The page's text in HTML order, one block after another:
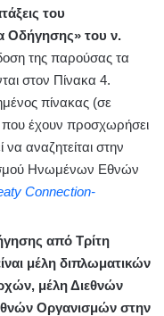
του
Οδήγησης» του ν.
της παρούσας τα
στον Πίνακα 4.
πίνακας (σε
έχουν προσχωρήσει
αναζητείται στην
Ηνωμένων Εθνών
Connection-
από Τρίτη
μέλη διπλωματικών
μέλη Διεθνών
Οργανισμών στην